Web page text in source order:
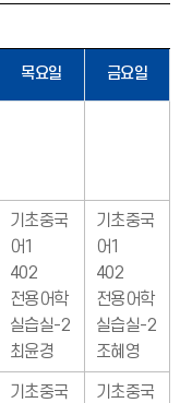
목요일 금요일
기초중국
어1
402
전용어학
실습실-2
최윤경
기초중국
어1
402
전용어학
실습실-2
조혜영
기초중국
기초중국